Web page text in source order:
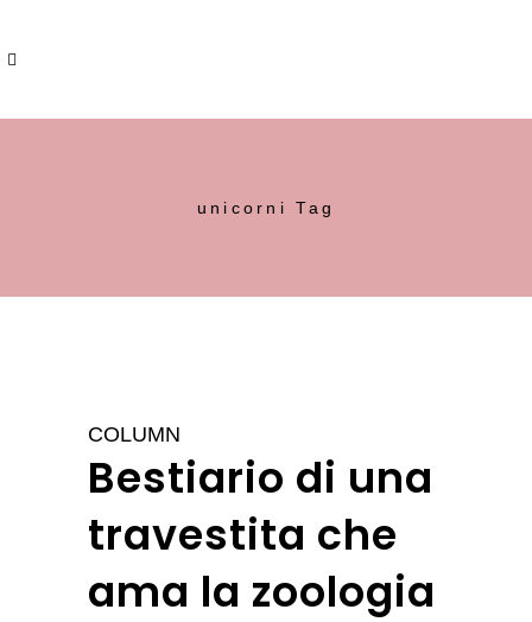
unicorni Tag
COLUMN
Bestiario di una
travestita che
ama la zoologia